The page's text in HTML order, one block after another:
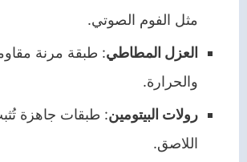
مثل الفوم الصوتي.
العزل المطاطي: طبقة مرنة
والحرارة.
رولات البيتومين: طبقات جاهزة
اللاصق.